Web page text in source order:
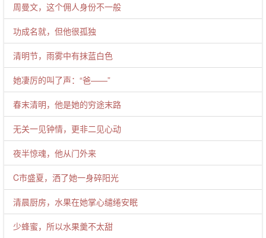
周曼文，这个佣人身份不一般
功成名就，但他很孤独
清明节，雨雾中有抹蓝白色
她凄厉的叫了声：“爸——”
春末清明，他是她的穷途末路
无关一见钟情，更非二见心动
夜半惊魂，他从门外来
C市盛夏，洒了她一身碎阳光
清晨厨房，水果在她掌心缱绻安眠
少蜂蜜，所以水果羹不太甜